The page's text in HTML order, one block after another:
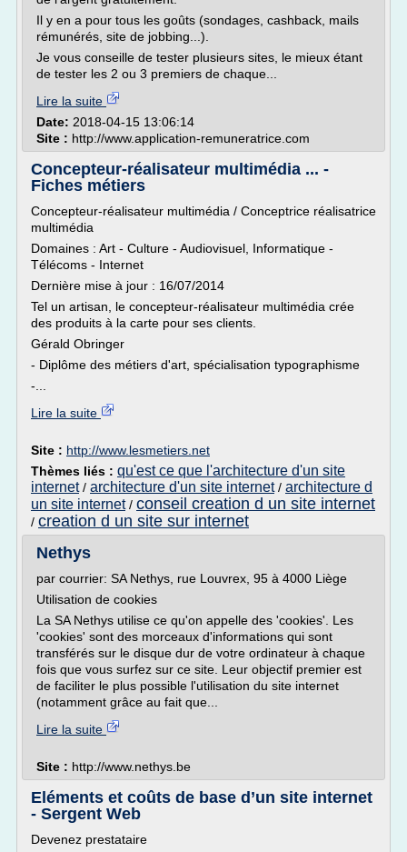
Il y en a pour tous les goûts (sondages, cashback, mails
rémunérés, site de jobbing...).
Je vous conseille de tester plusieurs sites, le mieux étant
de tester les 2 ou 3 premiers de chaque...
Lire la suite
Date: 2018-04-15 13:06:14
Site : http://www.application-remuneratrice.com
Concepteur-réalisateur multimédia ... -
Fiches métiers
Concepteur-réalisateur multimédia / Conceptrice réalisatrice
multimédia
Domaines : Art - Culture - Audiovisuel, Informatique -
Télécoms - Internet
Dernière mise à jour : 16/07/2014
Tel un artisan, le concepteur-réalisateur multimédia crée
des produits à la carte pour ses clients.
Gérald Obringer
- Diplôme des métiers d'art, spécialisation typographisme
-...
Lire la suite
Site : http://www.lesmetiers.net
Thèmes liés : qu'est ce que l'architecture d'un site
internet/ architecture d'un site internet/ architecture d
un site internet/ conseil creation d un site internet
/ creation d un site sur internet
Nethys
par courrier: SA Nethys, rue Louvrex, 95 à 4000 Liège
Utilisation de cookies
La SA Nethys utilise ce qu'on appelle des 'cookies'. Les
'cookies' sont des morceaux d'informations qui sont
transférés sur le disque dur de votre ordinateur à chaque
fois que vous surfez sur ce site. Leur objectif premier est
de faciliter le plus possible l'utilisation du site internet
(notamment grâce au fait que...
Lire la suite
Site : http://www.nethys.be
Eléments et coûts de base d’un site internet
- Sergent Web
Devenez prestataire